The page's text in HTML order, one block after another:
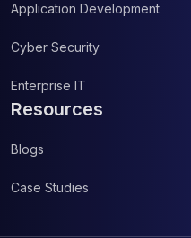
Application Development
Cyber Security
Enterprise IT
Resources
Blogs
Case Studies